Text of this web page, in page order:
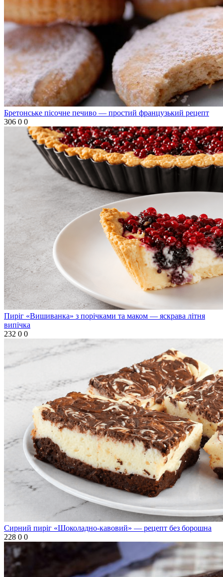
Бретонське пісочне печиво — простий французький рецепт
306 0 0
Пиріг «Вишиванка» з порічками та маком — яскрава літня
випічка
232 0 0
Сирний пиріг «Шоколадно-кавовий» — рецепт без борошна
228 0 0